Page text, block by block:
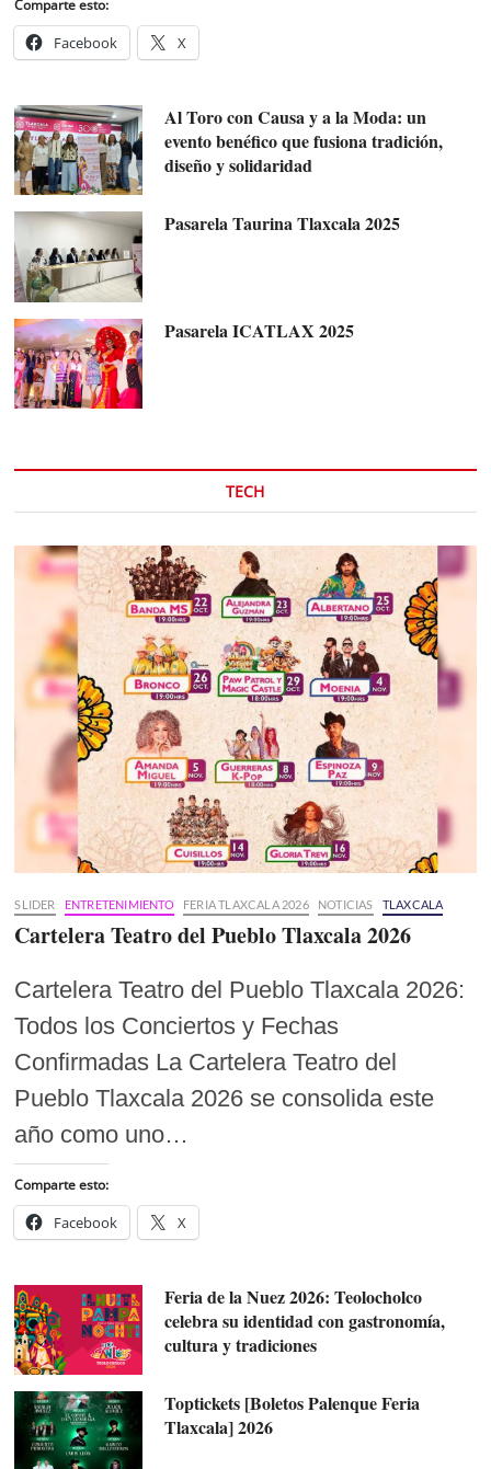
Comparte esto:
Facebook X
Al Toro con Causa y a la Moda: un
evento benéfico que fusiona tradición,
diseño y solidaridad
Pasarela Taurina Tlaxcala 2025
Pasarela ICATLAX 2025
TECH
SLIDER ENTRETENIMIENTO FERIA TLAXCALA 2026 NOTICIAS TLAXCALA
Cartelera Teatro del Pueblo Tlaxcala 2026
Cartelera Teatro del Pueblo Tlaxcala 2026:
Todos los Conciertos y Fechas
Confirmadas La Cartelera Teatro del
Pueblo Tlaxcala 2026 se consolida este
año como uno…
Comparte esto:
Facebook X
Feria de la Nuez 2026: Teolocholco
celebra su identidad con gastronomía,
cultura y tradiciones
Toptickets [Boletos Palenque Feria
Tlaxcala] 2026